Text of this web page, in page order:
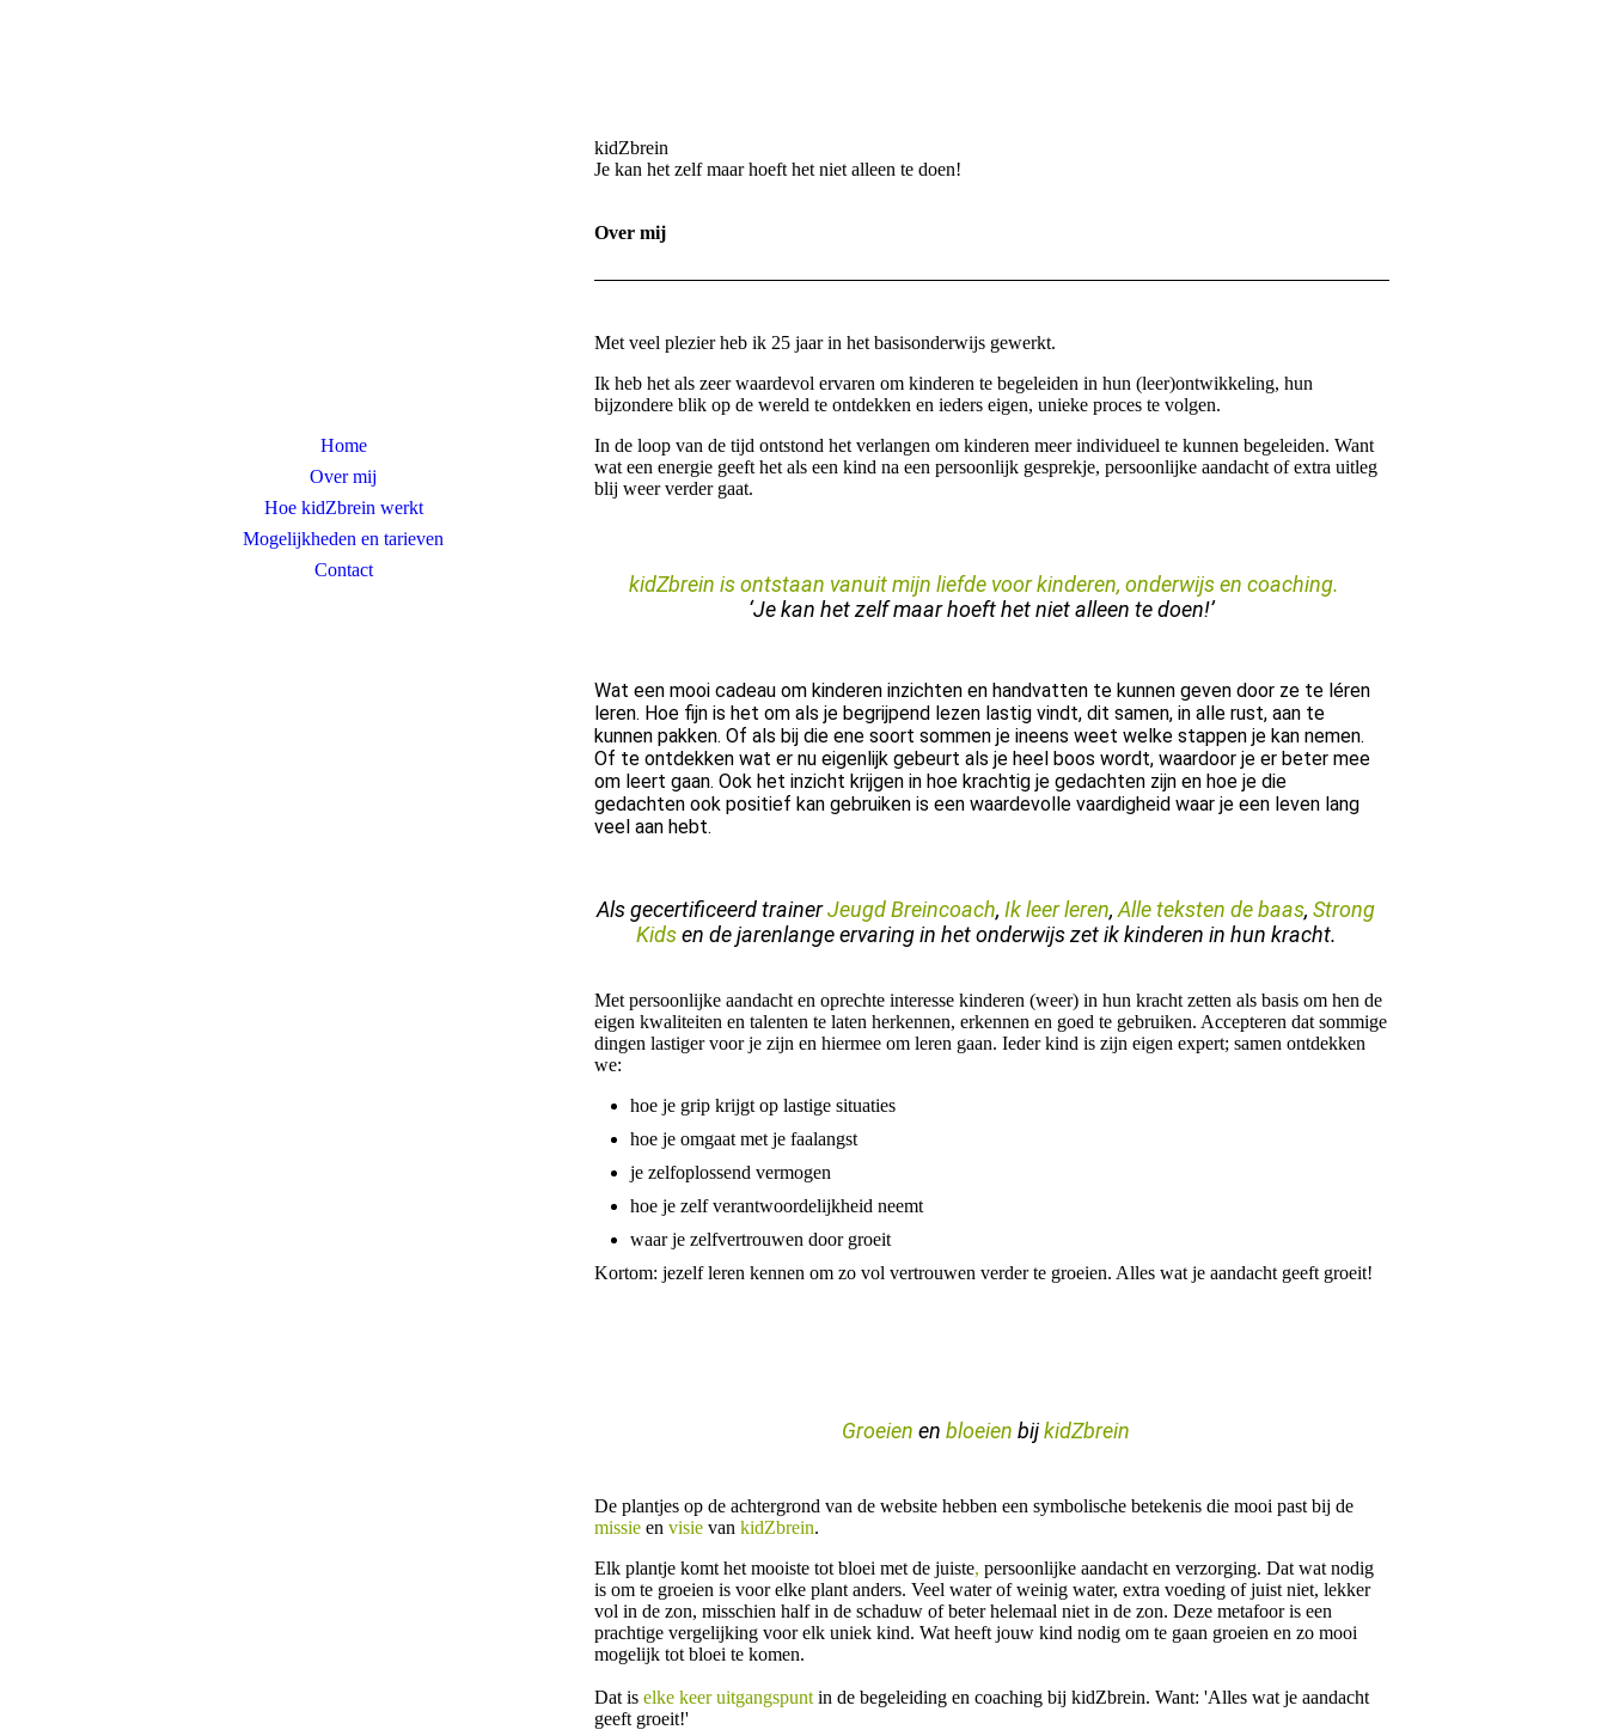
Home
Over mij
Hoe kidZbrein werkt
Mogelijkheden en tarieven
Contact
kidZbrein
Je kan het zelf maar hoeft het niet alleen te doen!
Over mij
Met veel plezier heb ik 25 jaar in het basisonderwijs gewerkt.
Ik heb het als zeer waardevol ervaren om kinderen te begeleiden in hun (leer)ontwikkeling, hun
bijzondere blik op de wereld te ontdekken en ieders eigen, unieke proces te volgen.
In de loop van de tijd ontstond het verlangen om kinderen meer individueel te kunnen begeleiden. Want
wat een energie geeft het als een kind na een persoonlijk gesprekje, persoonlijke aandacht of extra uitleg
blij weer verder gaat.
kidZbrein is ontstaan vanuit mijn liefde voor kinderen, onderwijs en coaching.
‘Je kan het zelf maar hoeft het niet alleen te doen!’
Wat een mooi cadeau om kinderen inzichten en handvatten te kunnen geven door ze te léren
leren. Hoe fijn is het om als je begrijpend lezen lastig vindt, dit samen, in alle rust, aan te
kunnen pakken. Of als bij die ene soort sommen je ineens weet welke stappen je kan nemen.
Of te ontdekken wat er nu eigenlijk gebeurt als je heel boos wordt, waardoor je er beter mee
om leert gaan. Ook het inzicht krijgen in hoe krachtig je gedachten zijn en hoe je die
gedachten ook positief kan gebruiken is een waardevolle vaardigheid waar je een leven lang
veel aan hebt.
Als gecertificeerd trainerJeugd Breincoach, Ik leer leren, Alle teksten de baas, Strong
Kidsen de jarenlange ervaring in het onderwijs zet ik kinderen in hun kracht.
Met persoonlijke aandacht en oprechte interesse kinderen (weer) in hun kracht zetten als basis om hen de
eigen kwaliteiten en talenten te laten herkennen, erkennen en goed te gebruiken. Accepteren dat sommige
dingen lastiger voor je zijn en hiermee om leren gaan. Ieder kind is zijn eigen expert; samen ontdekken
we:
hoe je grip krijgt op lastige situaties
hoe je omgaat met je faalangst
je zelfoplossend vermogen
hoe je zelf verantwoordelijkheid neemt
waar je zelfvertrouwen door groeit
Kortom: jezelf leren kennen om zo vol vertrouwen verder te groeien. Alles wat je aandacht geeft groeit!
Groeien en bloeien bijkidZbrein
De plantjes op de achtergrond van de website hebben een symbolische betekenis die mooi past bij de
missie en visie van kidZbrein.
Elk plantje komt het mooiste tot bloei met de juiste, persoonlijke aandacht en verzorging. Dat wat nodig
is om te groeien is voor elke plant anders. Veel water of weinig water, extra voeding of juist niet, lekker
vol in de zon, misschien half in de schaduw of beter helemaal niet in de zon. Deze metafoor is een
prachtige vergelijking voor elk uniek kind. Wat heeft jouw kind nodig om te gaan groeien en zo mooi
mogelijk tot bloei te komen.
Dat is elke keer uitgangspunt in de begeleiding en coaching bij kidZbrein. Want: 'Alles wat je aandacht
geeft groeit!'